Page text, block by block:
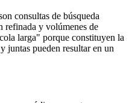
consultas de búsqueda
refinada y volúmenes de
larga" porque constituyen la
juntas pueden resultar en un